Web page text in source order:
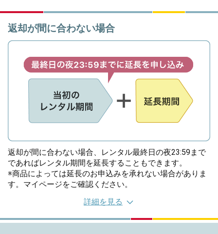
返却が間に合わない場合
返却が間に合わない場合、レンタル最終日の夜23:59まで
であればレンタル期間を延長することもできます。
※商品によっては延長のお申込みを承れない場合がありま
す。マイページをご確認ください。
詳細を見る